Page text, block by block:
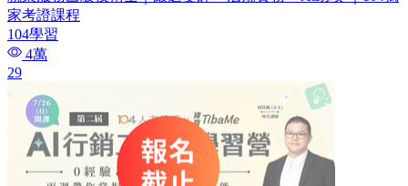
家考證課程
104學習
4萬
29